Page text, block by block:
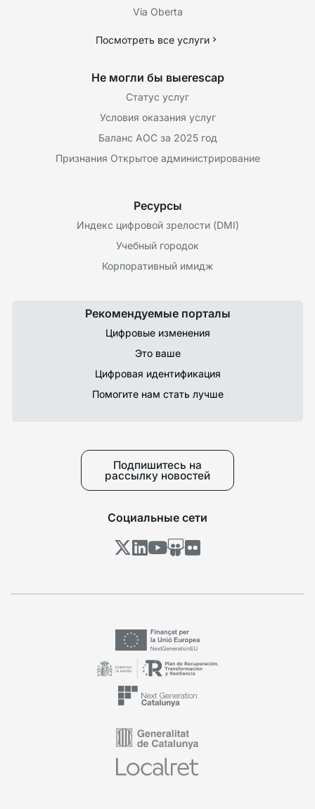
Via Oberta
Посмотреть все услуги
Не могли бы выeresсар
Статус услуг
Условия оказания услуг
Баланс AOC за 2025 год
Признания Открытое администрирование
Ресурсы
Индекс цифровой зрелости (DMI)
Учебный городок
Корпоративный имидж
Рекомендуемые порталы
Цифровые изменения
Это ваше
Цифровая идентификация
Помогите нам стать лучше
Подпишитесь на
рассылку новостей
Социальные сети